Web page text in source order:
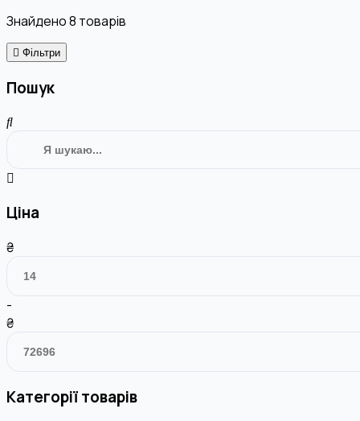
Знайдено8 товарів
Фільтри
Пошук
Ціна
₴
-
₴
Категорії товарів